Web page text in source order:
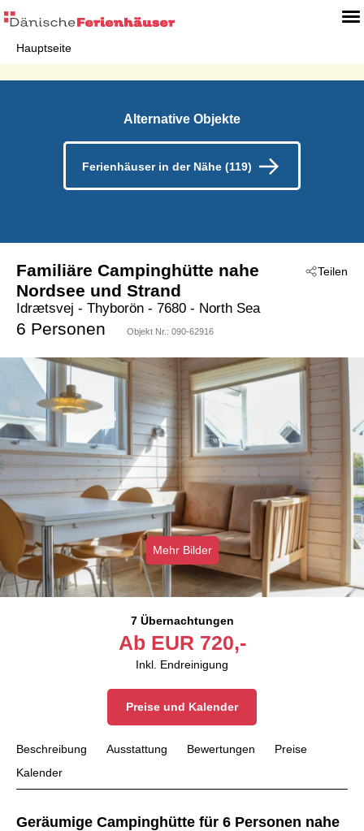
Hauptseite
Alternative Objekte
Ferienhäuser in der Nähe (119)
Teilen
Familiäre Campinghütte nahe
Nordsee und Strand
Idrætsvej - Thyborön - 7680 - North Sea
6 Personen Objekt Nr.: 090-62916
Mehr Bilder
7 Übernachtungen
Ab EUR 720,-
Inkl. Endreinigung
Preise und Kalender
Beschreibung Ausstattung Bewertungen
Preise
Kalender
Geräumige Campinghütte für 6 Personen nahe